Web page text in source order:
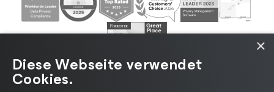
×
Diese Webseite verwendet
Cookies.